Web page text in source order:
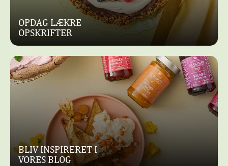
OPDAG LÆKRE
OPSKRIFTER
BLIV INSPIRERET I
VORES BLOG